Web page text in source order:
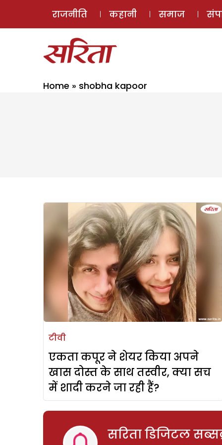
राजनीति कहानी समाज
Home » shobha kapoor
टीवी
एकता कपूर ने शेयर किया अपने
खास दोस्त के साथ तस्वीर, क्या सच
में शादी करने जा रही हैं?
सरिता डिजिटल